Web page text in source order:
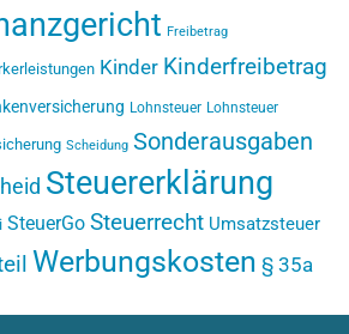
Freibetrag
Kinder Kinderfreibetrag
Lohnsteuer Lohnsteuer
Scheidung Sonderausgaben
Steuererklärung
SteuerGo Steuerrecht Umsatzsteuer
Werbungskosten § 35a